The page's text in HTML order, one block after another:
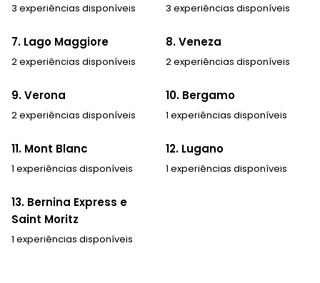
3 experiências disponíveis 3 experiências disponíveis
7. Lago Maggiore
2 experiências disponíveis
8. Veneza
2 experiências disponíveis
9. Verona
2 experiências disponíveis
10. Bergamo
1 experiências disponíveis
11. Mont Blanc
1 experiências disponíveis
12. Lugano
1 experiências disponíveis
13. Bernina Express e
Saint Moritz
1 experiências disponíveis